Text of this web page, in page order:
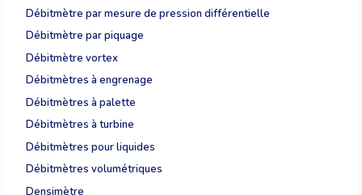
Débitmètre par mesure de pression différentielle
Débitmètre par piquage
Débitmètre vortex
Débitmètres à engrenage
Débitmètres à palette
Débitmètres à turbine
Débitmètres pour liquides
Débitmètres volumétriques
Densimètre